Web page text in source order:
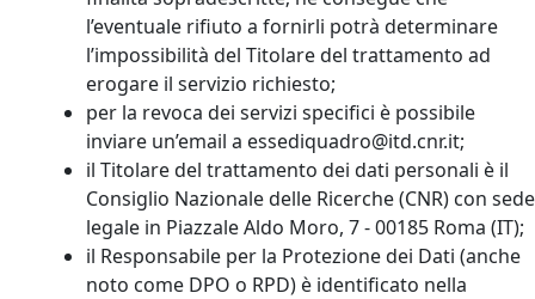
l’eventuale rifiuto a fornirli potrà determinare
l’impossibilità del Titolare del trattamento ad
erogare il servizio richiesto;
per la revoca dei servizi specifici è possibile
inviare un’email a essediquadro@itd.cnr.it;
il Titolare del trattamento dei dati personali è il
Consiglio Nazionale delle Ricerche (CNR) con sede
legale in Piazzale Aldo Moro, 7 - 00185 Roma (IT);
il Responsabile per la Protezione dei Dati (anche
noto come DPO o RPD) è identificato nella